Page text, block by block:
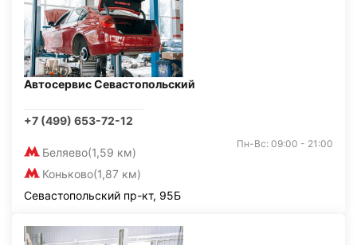
Автосервис Севастопольский
+7 (499) 653-72-12
Беляево(1,59 км)
Коньково(1,87 км)
Пн-Вс: 09:00 - 21:00
Севастопольский пр-кт, 95Б